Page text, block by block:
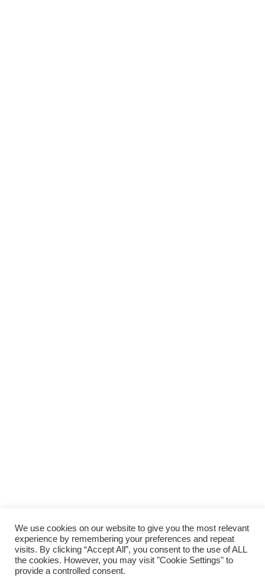
We use cookies on our website to give you the most relevant
experience by remembering your preferences and repeat
visits. By clicking “Accept All”, you consent to the use of ALL
the cookies. However, you may visit "Cookie Settings" to
provide a controlled consent.